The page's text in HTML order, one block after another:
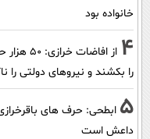
خانواده بود
4
از
را بکشند و نیرو‌های دولتی را
5 ابطحی: حرف های
داعش است